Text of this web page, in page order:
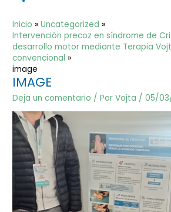
Inicio
Uncategorized
Intervención precoz en síndrome de
desarrollo motor mediante Terapia
convencional
image
IMAGE
Deja un comentario / PorVojta /05/